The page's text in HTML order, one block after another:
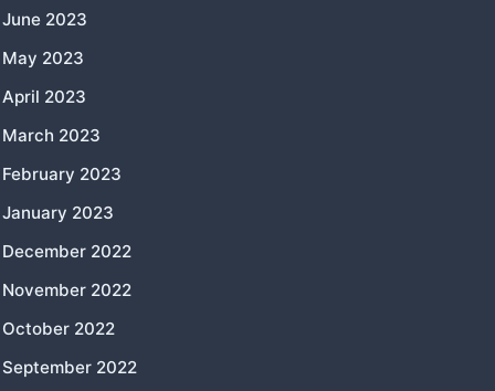
June 2023
May 2023
April 2023
March 2023
February 2023
January 2023
December 2022
November 2022
October 2022
September 2022